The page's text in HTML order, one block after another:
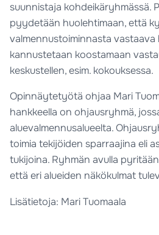
suunnistaja kohdeikäryhmässä.
pyydetään huolehtimaan, että
valmennustoiminnasta vastaava
kannustetaan koostamaan
keskustellen, esim. kokouksessa.
Opinnäytetyötä ohjaa Mari
hankkeella on ohjausryhmä,
aluevalmennusalueelta.
toimia tekijöiden sparraajina eli
tukijoina. Ryhmän avulla
että eri alueiden näkökulmat
Lisätietoja: Mari Tuomaala